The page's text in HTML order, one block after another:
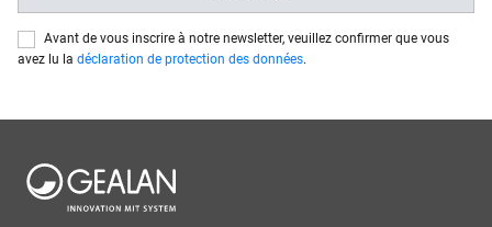
Avant de vous inscrire à notre newsletter, veuillez confirmer que vous
avez lu la déclaration de protection des données.